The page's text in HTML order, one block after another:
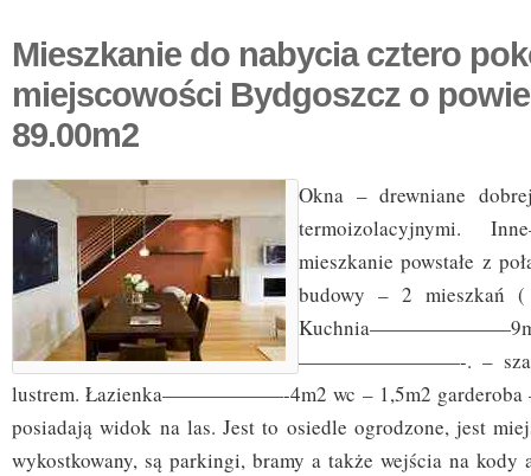
Mieszkanie do nabycia cztero
miejscowości Bydgoszcz o
89.00m2
Okna – drewniane
termoizolacyjnymi.
mieszkanie powstałe z
budowy – 2 mieszkań
————————-. – szafa
lustrem. Łazienka——————-4m2 wc – 1,5m2 garderoba
posiadają widok na las. Jest to osiedle ogrodzone, jest
wykostkowany, są parkingi, bramy a także wejścia na kody